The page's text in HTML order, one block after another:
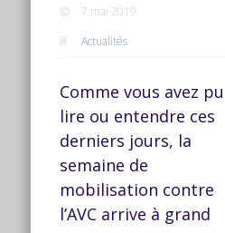
7 mai 2019
Actualités
Comme vous avez pu
lire ou entendre ces
derniers jours, la
semaine de
mobilisation contre
l’AVC arrive à grand